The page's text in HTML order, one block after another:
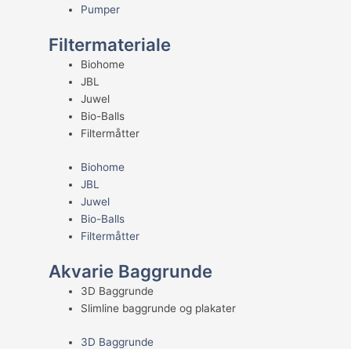
Pumper
Filtermateriale
Biohome
JBL
Juwel
Bio-Balls
Filtermåtter
Biohome
JBL
Juwel
Bio-Balls
Filtermåtter
Akvarie Baggrunde
3D Baggrunde
Slimline baggrunde og plakater
3D Baggrunde